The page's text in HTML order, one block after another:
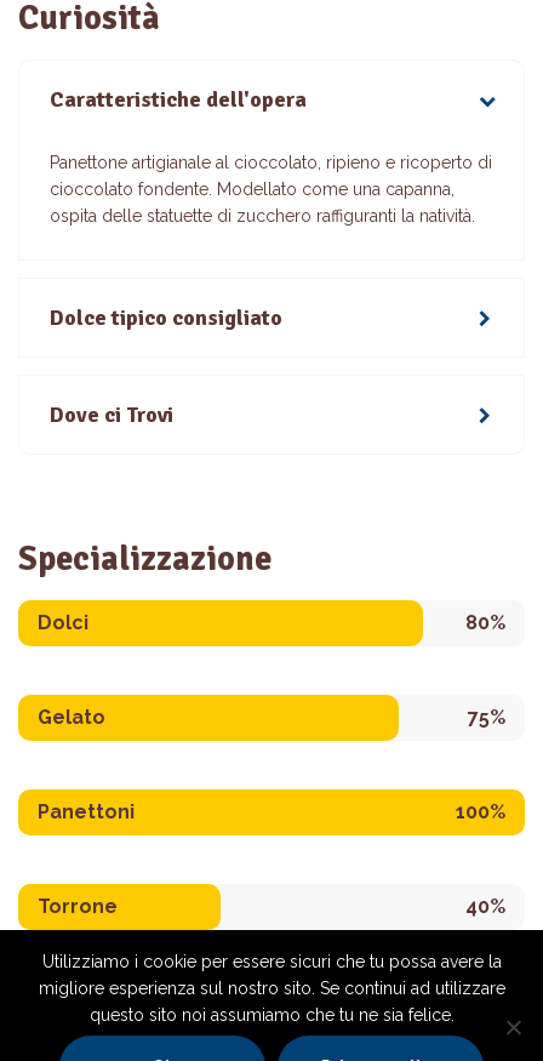
Curiosità
Caratteristiche dell'opera
Panettone artigianale al cioccolato, ripieno e ricoperto di
cioccolato fondente. Modellato come una capanna,
ospita delle statuette di zucchero raffiguranti la natività.
Dolce tipico consigliato
Dove ci Trovi
Specializzazione
Dolci 80%
Gelato 75%
Panettoni 100%
Torrone 40%
Utilizziamo i cookie per essere sicuri che tu possa avere la
migliore esperienza sul nostro sito. Se continui ad utilizzare
questo sito noi assumiamo che tu ne sia felice.